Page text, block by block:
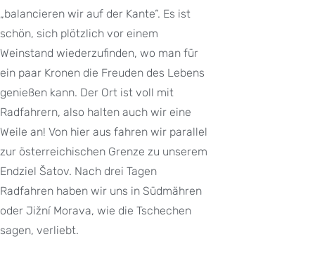
„balancieren wir auf der Kante“. Es ist
schön, sich plötzlich vor einem
Weinstand wiederzufinden, wo man für
ein paar Kronen die Freuden des Lebens
genießen kann. Der Ort ist voll mit
Radfahrern, also halten auch wir eine
Weile an! Von hier aus fahren wir parallel
zur österreichischen Grenze zu unserem
Endziel Šatov. Nach drei Tagen
Radfahren haben wir uns in Südmähren
oder Jižní Morava, wie die Tschechen
sagen, verliebt.